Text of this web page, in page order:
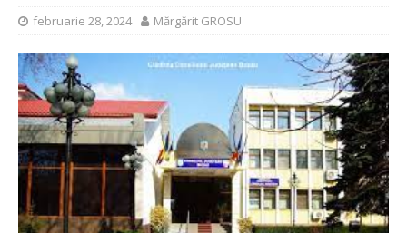
februarie 28, 2024 Mărgărit GROSU